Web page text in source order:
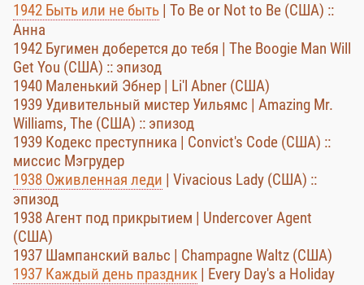
1942 Быть или не быть | To Be or Not to Be (США) ::
Анна
1942 Бугимен доберется до тебя | The Boogie Man Will
Get You (США) :: эпизод
1940 Маленький Эбнер | Li'l Abner (США)
1939 Удивительный мистер Уильямс | Amazing Mr.
Williams, The (США) :: эпизод
1939 Кодекс преступника | Convict's Code (США) ::
миссис Мэгрудер
1938 Оживленная леди | Vivacious Lady (США) ::
эпизод
1938 Агент под прикрытием | Undercover Agent
(США)
1937 Шампанский вальс | Champagne Waltz (США)
1937 Каждый день праздник | Every Day's a Holiday